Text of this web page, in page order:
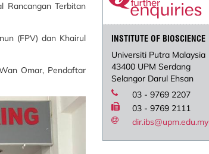
Rancangan Terbitan
(FPV) dan Khairul
Omar, Pendaftar
INSTITUTE OF BIOSCIENCE
Universiti Putra Malaysia
43400 UPM Serdang
Selangor Darul Ehsan
03 - 9769 2207
03 - 9769 2111
dir.ibs@upm.edu.my